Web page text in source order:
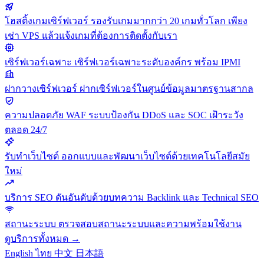
โฮสติ้งเกมเซิร์ฟเวอร์ รองรับเกมมากกว่า 20 เกมทั่วโลก เพียง
เช่า VPS แล้วแจ้งเกมที่ต้องการติดตั้งกับเรา
เซิร์ฟเวอร์เฉพาะ เซิร์ฟเวอร์เฉพาะระดับองค์กร พร้อม IPMI
ฝากวางเซิร์ฟเวอร์ ฝากเซิร์ฟเวอร์ในศูนย์ข้อมูลมาตรฐานสากล
ความปลอดภัย WAF ระบบป้องกัน DDoS และ SOC เฝ้าระวัง
ตลอด 24/7
รับทำเว็บไซต์ ออกแบบและพัฒนาเว็บไซต์ด้วยเทคโนโลยีสมัย
ใหม่
บริการ SEO ดันอันดับด้วยบทความ Backlink และ Technical SEO
สถานะระบบ ตรวจสอบสถานะระบบและความพร้อมใช้งาน
ดูบริการทั้งหมด →
Englishไทย 中文 日本語